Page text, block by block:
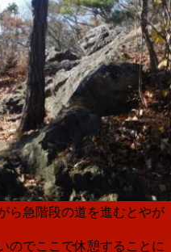
ら急階段の道を進むとやが
のでここで休憩することに